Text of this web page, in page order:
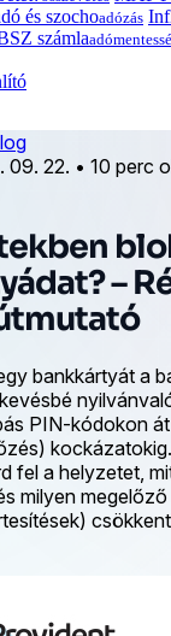
és szochoadózás
számla
09. 22. • 10 perc
–
bankkártyát a
PIN-kódokon
fel a helyzetet,
milyen